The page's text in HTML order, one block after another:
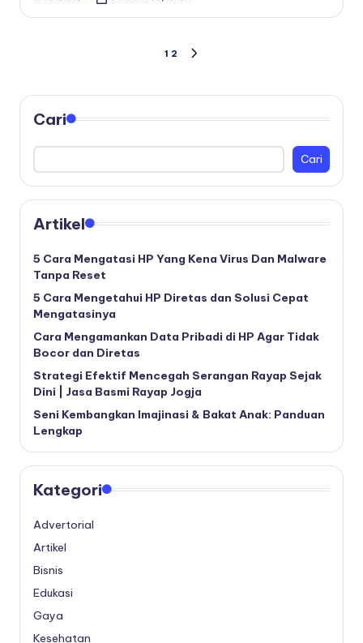
pos
1 2
Cari
Cari
Artikel
5 Cara Mengatasi HP Yang Kena Virus Dan Malware
Tanpa Reset
5 Cara Mengetahui HP Diretas dan Solusi Cepat
Mengatasinya
Cara Mengamankan Data Pribadi di HP Agar Tidak
Bocor dan Diretas
Strategi Efektif Mencegah Serangan Rayap Sejak
Dini | Jasa Basmi Rayap Jogja
Seni Kembangkan Imajinasi & Bakat Anak: Panduan
Lengkap
Kategori
Advertorial
Artikel
Bisnis
Edukasi
Gaya
Kesehatan